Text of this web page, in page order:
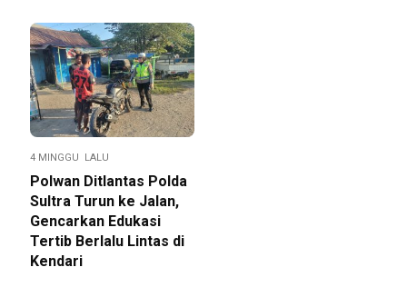
4 MINGGU LALU
Polwan Ditlantas Polda
Sultra Turun ke Jalan,
Gencarkan Edukasi
Tertib Berlalu Lintas di
Kendari